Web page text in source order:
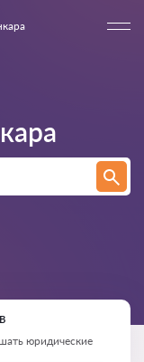
юридические